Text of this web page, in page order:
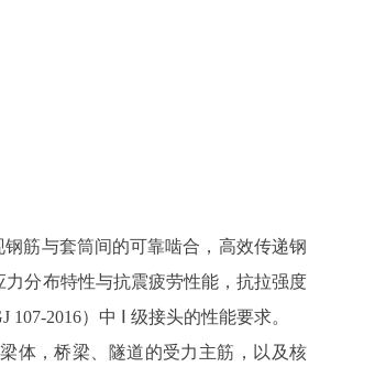
筋与套筒间的可靠啮合，高效传递钢
分布特性与抗震疲劳性能，抗拉强度
2016）中 Ⅰ 级接头的性能要求。
体，桥梁、隧道的受力主筋，以及核